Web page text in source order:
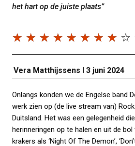
het hart op de juiste plaats”
☆ ☆ ☆ ☆ ☆ ☆ ☆ ☆ ☆
Vera Matthijssens I 3 juni 2024
Onlangs konden we de Engelse band
werk zien op (de live stream van)
Duitsland. Het was een gelegenheid
herinneringen op te halen en uit de
krakers als ‘Night Of The Demon’,